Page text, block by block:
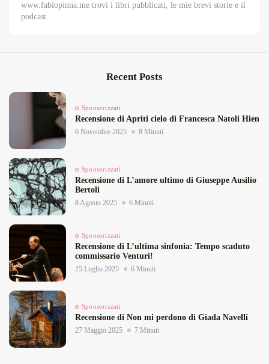
www.fabiopinna.me trovi i libri pubblicati, le mie brevi storie e il
podcast.
Recent Posts
Sponsorizzati
Recensione di Apriti cielo di Francesca Natoli Hien
6 Novembre 2025 8 Minuti
Sponsorizzati
Recensione di L’amore ultimo di Giuseppe Ausilio
Bertoli
8 Agosto 2025 6 Minuti
Sponsorizzati
Recensione di L’ultima sinfonia: Tempo scaduto
commissario Venturi!
25 Luglio 2025 6 Minuti
Sponsorizzati
Recensione di Non mi perdono di Giada Navelli
27 Maggio 2025 7 Minuti